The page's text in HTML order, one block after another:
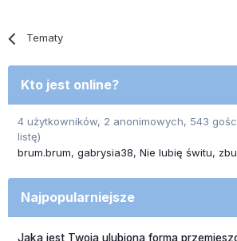
Tematy
Kto jest online?
4 użytkowników, 2 anonimowych, 543
listę)
brum.brum gabrysia38 Nie lubię świtu
Najpopularniejsze
Jaka jest Twoja ulubiona forma